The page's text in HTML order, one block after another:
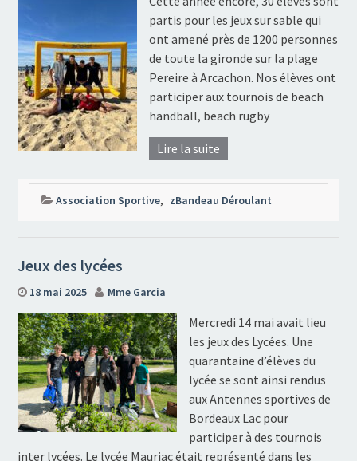
partis pour les jeux sur sable qui
ont amené près de 1200 personnes
de toute la gironde sur la plage
Pereire à Arcachon. Nos élèves ont
participer aux tournois de beach
handball, beach rugby
Lire la suite
Association Sportive, zBandeau Déroulant
Jeux des lycées
18 mai 2025 Mme Garcia
Mercredi 14 mai avait lieu
les jeux des Lycées. Une
quarantaine d’élèves du
lycée se sont ainsi rendus
aux Antennes sportives de
Bordeaux Lac pour
participer à des tournois
inter lycées. Le lycée Mauriac était représenté dans les